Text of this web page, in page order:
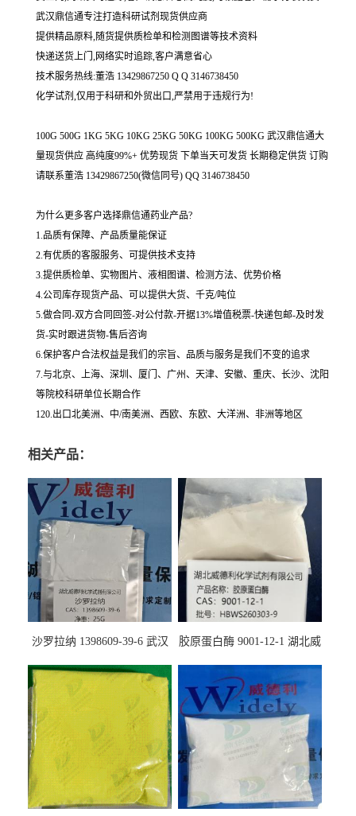
武汉鼎信通专注打造科研试剂现货供应商
提供精品原料,随货提供质检单和检测图谱等技术资料
快递送货上门,网络实时追踪,客户满意省心
技术服务热线:董浩 13429867250 Q Q 3146738450
化学试剂,仅用于科研和外贸出口,严禁用于违规行为!
100G 500G 1KG 5KG 10KG 25KG 50KG 100KG 500KG 武汉鼎信通大
量现货供应 高纯度99%+ 优势现货 下单当天可发货 长期稳定供货 订购
请联系董浩 13429867250(微信同号) QQ 3146738450
为什么更多客户选择鼎信通药业产品?
1.品质有保障、产品质量能保证
2.有优质的客服服务、可提供技术支持
3.提供质检单、实物图片、液相图谱、检测方法、优势价格
4.公司库存现货产品、可以提供大货、千克/吨位
5.做合同-双方合同回签-对公付款-开据13%增值税票-快递包邮-及时发
货-实时跟进货物-售后咨询
6.保护客户合法权益是我们的宗旨、品质与服务是我们不变的追求
7.与北京、上海、深圳、厦门、广州、天津、安徽、重庆、长沙、沈阳
等院校科研单位长期合作
120.出口北美洲、中/南美洲、西欧、东欧、大洋洲、非洲等地区
相关产品：
沙罗拉纳 1398609-39-6 武汉
胶原蛋白酶 9001-12-1 湖北威